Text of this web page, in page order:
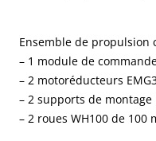
Ensemble de
– 1 module de
– 2 motoréducteurs
– 2 supports de montage
– 2 roues WH100 de